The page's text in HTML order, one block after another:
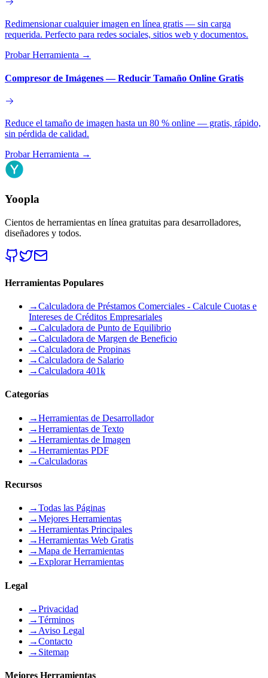
Redimensionar cualquier imagen en línea gratis — sin carga
requerida. Perfecto para redes sociales, sitios web y documentos.
Probar Herramienta →
Compresor de Imágenes — Reducir Tamaño Online Gratis
Reduce el tamaño de imagen hasta un 80 % online — gratis, rápido,
sin pérdida de calidad.
Probar Herramienta →
Yoopla
Cientos de herramientas en línea gratuitas para desarrolladores,
diseñadores y todos.
Herramientas Populares
→Calculadora de Préstamos Comerciales - Calcule Cuotas e
Intereses de Créditos Empresariales
→Calculadora de Punto de Equilibrio
→Calculadora de Margen de Beneficio
→Calculadora de Propinas
→Calculadora de Salario
→Calculadora 401k
Categorías
→Herramientas de Desarrollador
→Herramientas de Texto
→Herramientas de Imagen
→Herramientas PDF
→Calculadoras
Recursos
→Todas las Páginas
→Mejores Herramientas
→Herramientas Principales
→Herramientas Web Gratis
→Mapa de Herramientas
→Explorar Herramientas
Legal
→Privacidad
→Términos
→ Aviso Legal
→Contacto
→ Sitemap
Mejores Herramientas